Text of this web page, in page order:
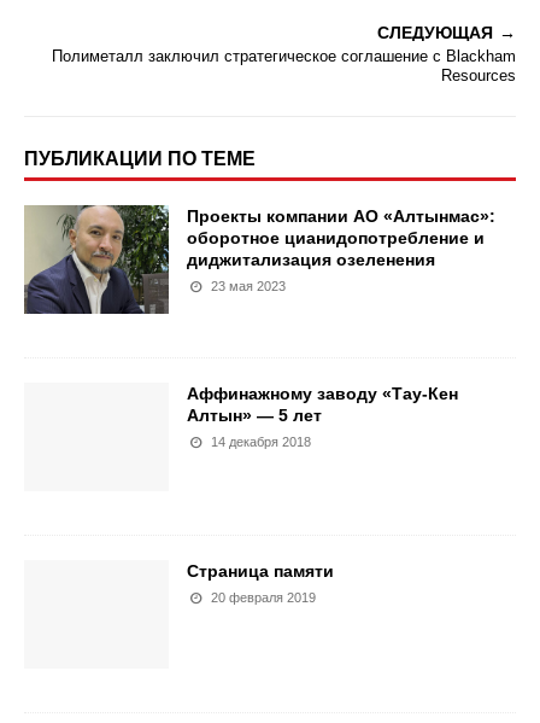
СЛЕДУЮЩАЯ
Полиметалл заключил стратегическое соглашение с Blackham
Resources
ПУБЛИКАЦИИ ПО ТЕМЕ
Проекты компании АО «Алтынмас»:
оборотное цианидопотребление и
диджитализация озеленения
23 мая 2023
Аффинажному заводу «Тау-Кен
Алтын» — 5 лет
14 декабря 2018
Страница памяти
20 февраля 2019